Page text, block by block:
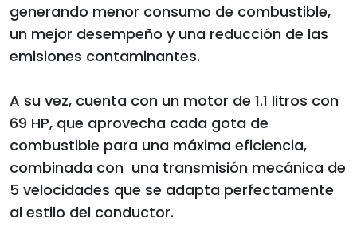
generando menor consumo de combustible,
un mejor desempeño y una reducción de las
emisiones contaminantes.
A su vez, cuenta con un motor de 1.1 litros con
69 HP, que aprovecha cada gota de
combustible para una máxima eficiencia,
combinada con una transmisión mecánica de
5 velocidades que se adapta perfectamente
al estilo del conductor.